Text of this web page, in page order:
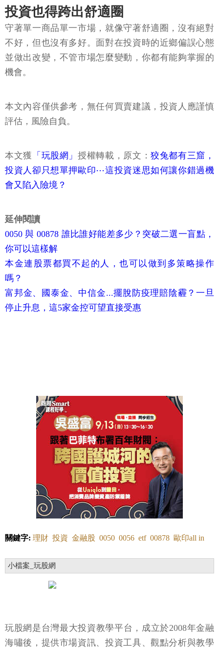
投資也得跨出舒適圈
守著單一商品單一市場，就像守著舒適圈，沒有絕對
不好，但也沒有多好。面對在投資時的近鄉偏誤心態
並做出改變，不管市場怎麼變動，你都有能夠掌握的
機會。
本文內容僅供參考，無任何買賣建議，投資人應謹慎
評估，風險自負。
本文獲 「玩股網」授權轉載，原文：狡兔都有三窟，
投資人卻只想單押歐印⋯這投資迷思如何讓你錯過機
會又陷入險境？
延伸閱讀
0050 與 00878 誰比誰好能差多少？突破二選一盲點，
你可以這樣解
本金連股票都買不起的人，也可以做到多策略操作
嗎？
富邦金、國泰金、中信金...擺脫防疫理賠陰霾？一旦
停止升息，這5家金控可望直接受惠
關鍵字: 理財 投資 金融股 0050 0056 etf 00878 歐印all in
小檔案_玩股網
玩股網是台灣最大投資教學平台，成立於2008年金融
海嘯後，提供市場資訊、投資工具、觀點分析與教學